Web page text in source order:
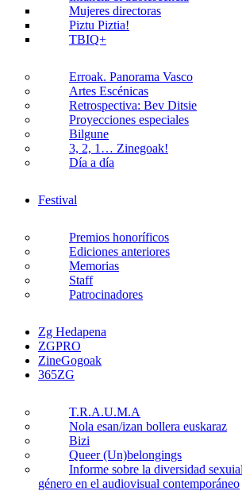
Mujeres directoras
Piztu Piztia!
TBIQ+
Erroak. Panorama Vasco
Artes Escénicas
Retrospectiva: Bev Ditsie
Proyecciones especiales
Bilgune
3, 2, 1… Zinegoak!
Día a día
Festival
Premios honoríficos
Ediciones anteriores
Memorias
Staff
Patrocinadores
Zg Hedapena
ZGPRO
ZineGogoak
365ZG
T.R.A.U.M.A
Nola esan/izan bollera euskaraz
Bizi
Queer (Un)belongings
Informe sobre la diversidad
género en el audiovisual contemporáneo